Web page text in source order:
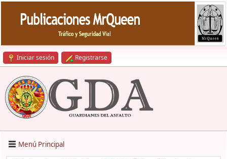
Iniciar sesión Registrarse
Menú Principal